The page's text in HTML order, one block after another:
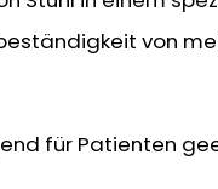
von
für Patienten